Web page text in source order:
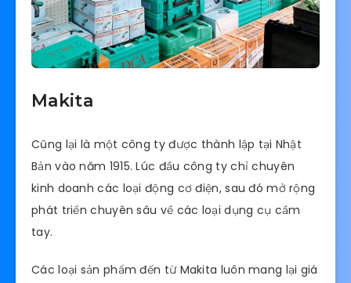
Makita
Cũng lại là một công ty được thành lập tại Nhật
Bản vào năm 1915. Lúc đầu công ty chỉ chuyên
kinh doanh các loại động cơ điện, sau đó mở rộng
phát triển chuyên sâu về các loại dụng cụ cầm
tay.
Các loại sản phẩm đến từ Makita luôn mang lại giá